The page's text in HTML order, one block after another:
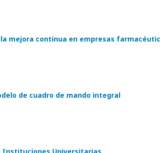
mejora continua en empresas
de cuadro de mando integral